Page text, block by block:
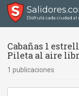
Disfrutá cada ciudad
Cabañas 1
Pileta al aire
1 publicaciones